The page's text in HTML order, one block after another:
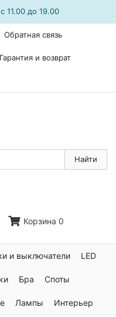
с 11.00 до 19.00
Обратная связь
Гарантия и возврат
Найти
Корзина 0
и выключатели LED
Бра Споты
Лампы Интерьер